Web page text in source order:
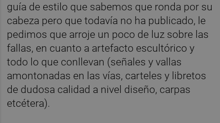
guía de estilo que sabemos que ronda por su
cabeza pero que todavía no ha publicado, le
pedimos que arroje un poco de luz sobre las
fallas, en cuanto a artefacto escultórico y
todo lo que conllevan (señales y vallas
amontonadas en las vías, carteles y libretos
de dudosa calidad a nivel diseño, carpas
etcétera).